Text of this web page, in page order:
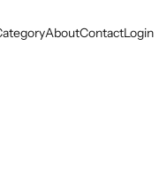
AboutContactLogin